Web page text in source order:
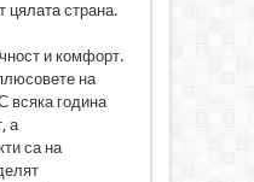
цялата страна.
и комфорт.
на
всяка година
а
са на